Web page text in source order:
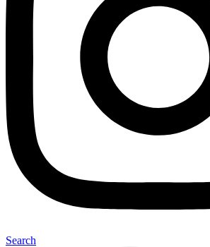
Search